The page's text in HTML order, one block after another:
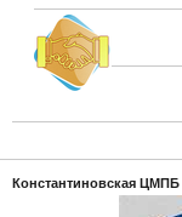
Константиновская ЦМПБ